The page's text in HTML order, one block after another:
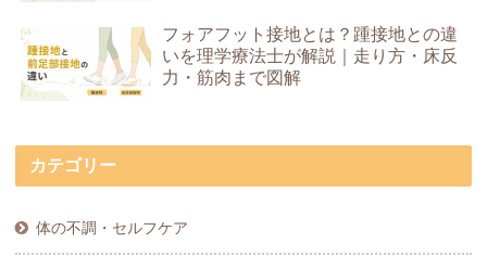
フォアフット接地とは？踵接地との違
いを理学療法士が解説｜走り方・床反
力・筋肉まで図解
カテゴリー
体の不調・セルフケア